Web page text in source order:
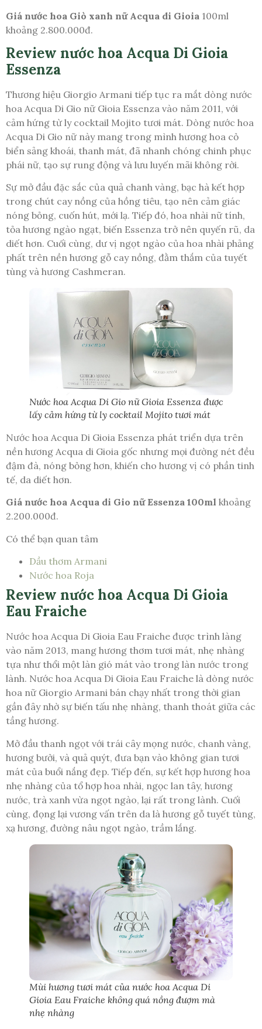
Giá nước hoa Giò xanh nữ Acqua di Gioia 100ml
khoảng 2.800.000đ.
Review nước hoa Acqua Di Gioia
Essenza
Thương hiệu Giorgio Armani tiếp tục ra mắt dòng nước
hoa Acqua Di Gio nữ Gioia Essenza vào năm 2011, với
cảm hứng từ ly cocktail Mojito tươi mát. Dòng nước hoa
Acqua Di Gio nữ này mang trong mình hương hoa cỏ
biển sảng khoái, thanh mát, đã nhanh chóng chinh phục
phái nữ, tạo sự rung động và lưu luyến mãi không rời.
Sự mở đầu đặc sắc của quả chanh vàng, bạc hà kết hợp
trong chút cay nồng của hồng tiêu, tạo nên cảm giác
nóng bỏng, cuốn hút, mới lạ. Tiếp đó, hoa nhài nữ tính,
tỏa hương ngào ngạt, biến Essenza trở nên quyến rũ, da
diết hơn. Cuối cùng, dư vị ngọt ngào của hoa nhài phảng
phất trên nền hương gỗ cay nồng, đằm thắm của tuyết
tùng và hương Cashmeran.
Nước hoa Acqua Di Gio nữ Gioia Essenza được
lấy cảm hứng từ ly cocktail Mojito tươi mát
Nước hoa Acqua Di Gioia Essenza phát triển dựa trên
nền hương Acqua di Gioia gốc nhưng mọi đường nét đều
đậm đà, nóng bỏng hơn, khiến cho hương vị có phần tinh
tế, da diết hơn.
Giá nước hoa Acqua di Gio nữ Essenza 100ml khoảng
2.200.000đ.
Có thể bạn quan tâm
Dầu thơm Armani
Nước hoa Roja
Review nước hoa Acqua Di Gioia
Eau Fraiche
Nước hoa Acqua Di Gioia Eau Fraiche được trình làng
vào năm 2013, mang hương thơm tươi mát, nhẹ nhàng
tựa như thổi một làn gió mát vào trong làn nước trong
lành. Nước hoa Acqua Di Gioia Eau Fraiche là dòng nước
hoa nữ Giorgio Armani bán chạy nhất trong thời gian
gần đây nhờ sự biến tấu nhẹ nhàng, thanh thoát giữa các
tầng hương.
Mở đầu thanh ngọt với trái cây mọng nước, chanh vàng,
hương bưởi, và quả quýt, đưa bạn vào không gian tươi
mát của buổi nắng đẹp. Tiếp đến, sự kết hợp hương hoa
nhẹ nhàng của tổ hợp hoa nhài, ngọc lan tây, hương
nước, trà xanh vừa ngọt ngào, lại rất trong lành. Cuối
cùng, đọng lại vương vấn trên da là hương gỗ tuyết tùng,
xạ hương, đường nâu ngọt ngào, trầm lắng.
Mùi hương tươi mát của nước hoa Acqua Di
Gioia Eau Fraiche không quá nồng đượm mà
nhẹ nhàng